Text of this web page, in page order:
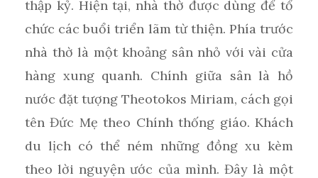
thập kỷ. Hiện tại, nhà thờ được dùng để tổ
chức các buổi triển lãm từ thiện. Phía trước
nhà thờ là một khoảng sân nhỏ với vài cửa
hàng xung quanh. Chính giữa sân là hồ
nước đặt tượng Theotokos Miriam, cách gọi
tên Đức Mẹ theo Chính thống giáo. Khách
du lịch có thể ném những đồng xu kèm
theo lời nguyện ước của mình. Đây là một